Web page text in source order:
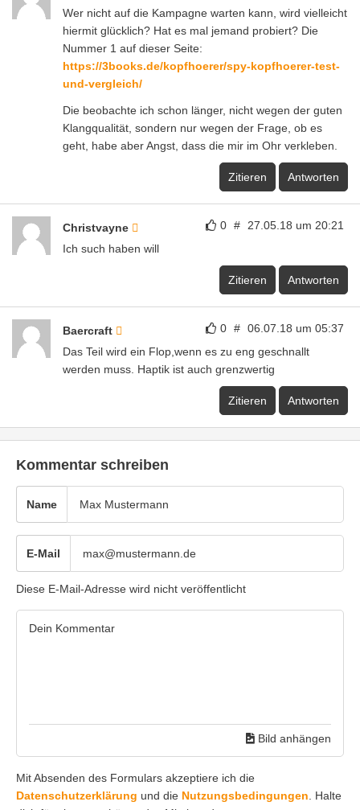
Wer nicht auf die Kampagne warten kann, wird vielleicht
hiermit glücklich? Hat es mal jemand probiert? Die
Nummer 1 auf dieser Seite:
https://3books.de/kopfhoerer/spy-kopfhoerer-test-
und-vergleich/
Die beobachte ich schon länger, nicht wegen der guten
Klangqualität, sondern nur wegen der Frage, ob es
geht, habe aber Angst, dass die mir im Ohr verkleben.
Zitieren Antworten
0 # 27.05.18 um 20:21
Christvayne
Ich such haben will
Zitieren Antworten
0 # 06.07.18 um 05:37
Baercraft
Das Teil wird ein Flop,wenn es zu eng geschnallt
werden muss. Haptik ist auch grenzwertig
Zitieren Antworten
Kommentar schreiben
Name
E-Mail
Diese E-Mail-Adresse wird nicht veröffentlicht
Bild anhängen
Mit Absenden des Formulars akzeptiere ich die
Datenschutzerklärung und die Nutzungsbedingungen. Halte